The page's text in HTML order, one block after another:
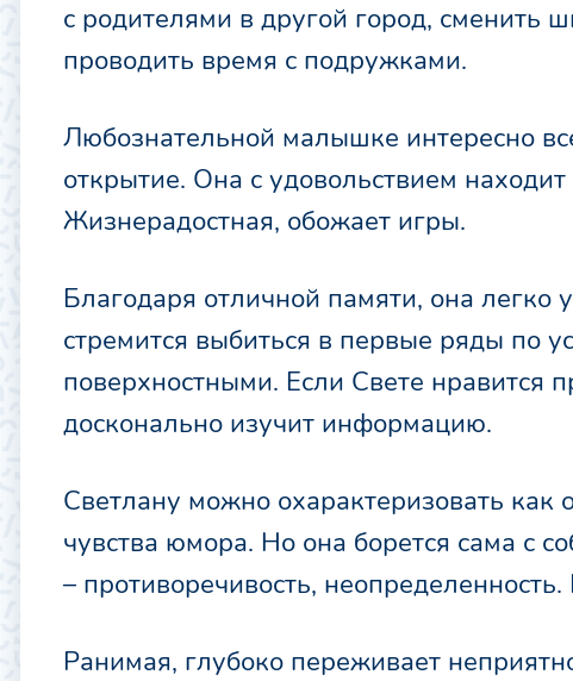
с родителями в другой город, сменить
проводить время с подружками.
Любознательной малышке интересно
открытие. Она с удовольствием
Жизнерадостная, обожает игры.
Благодаря отличной памяти, она легко
стремится выбиться в первые ряды по
поверхностными. Если Свете нравится
досконально изучит информацию.
Светлану можно охарактеризовать как
чувства юмора. Но она борется сама с
– противоречивость,
Ранимая, глубоко переживает